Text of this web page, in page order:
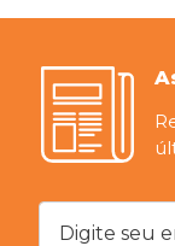
Digite seu email...